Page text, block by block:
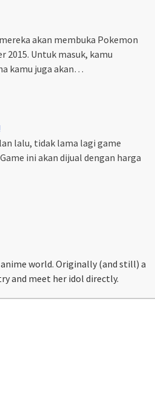
akan membuka Pokemon
2015. Untuk masuk, kamu
kamu juga akan…
lalu, tidak lama lagi game
ini akan dijual dengan harga
world. Originally (and still) a
and meet her idol directly.